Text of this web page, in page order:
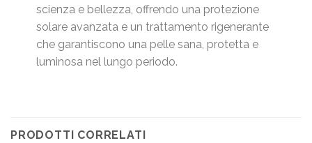
scienza e bellezza, offrendo una protezione
solare avanzata e un trattamento rigenerante
che garantiscono una pelle sana, protetta e
luminosa nel lungo periodo.
PRODOTTI CORRELATI